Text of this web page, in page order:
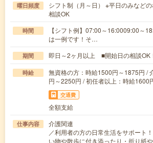
曜日頻度
シフト制（月～日） ※平日のみなど
相談OK
時間
【シフト例】07:00～16:0009:00～
は一例です！そ…
期間 即日～2ヶ月以上 ■開始日の相談OK
時給
無資格の方：時給1500円～1875円 /
円～2250円 / 初任者以上：時給1600
交通費
全額支給
仕事内容
介護関連
／利用者の方の日常生活をサポー
い物や散歩に付き添ったり・折り紙